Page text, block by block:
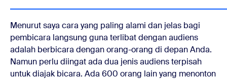
Menurut saya cara yang paling alami dan jelas bagi
pembicara langsung guna terlibat dengan audiens
adalah berbicara dengan orang-orang di depan Anda.
Namun perlu diingat ada dua jenis audiens terpisah
untuk diajak bicara. Ada 600 orang lain yang menonton